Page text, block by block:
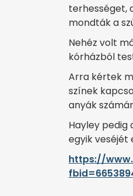
terhességet,
mondták a
Nehéz volt
kórházból
Arra kértek
színek
anyák
Hayley
egyik veséjét
https://